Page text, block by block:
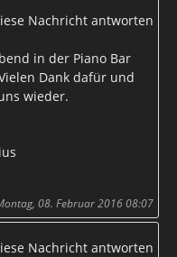
in der Piano Bar
Dank dafür und
wieder.
08. Februar 2016 08:07